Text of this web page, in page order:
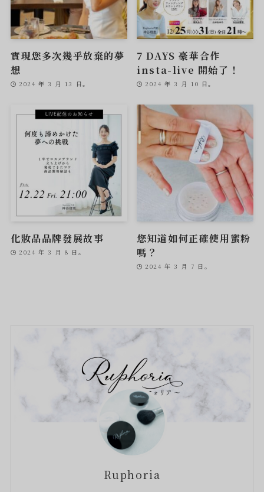
實現您多次幾乎放棄的夢
想
2024 年 3 月 13 日。
7 DAYS 豪華合作
insta-live 開始了！
2024 年 3 月 10 日。
化妝品品牌發展故事
2024 年 3 月 8 日。
您知道如何正確使用蜜粉
嗎？
2024 年 3 月 7 日。
Ruphoria